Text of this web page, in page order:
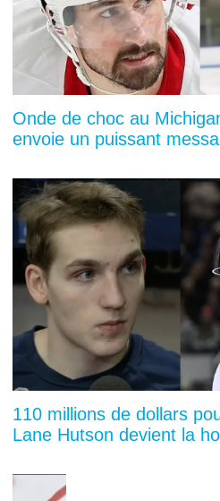
Onde de choc au
envoie un puissant
110 millions de dollars
Lane Hutson devient la